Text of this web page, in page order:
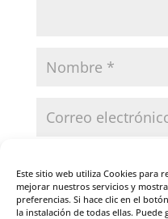
Este sitio web utiliza Cookies para
mejorar nuestros servicios y
preferencias. Si hace clic en el
la instalación de todas ellas.
este navegador para la